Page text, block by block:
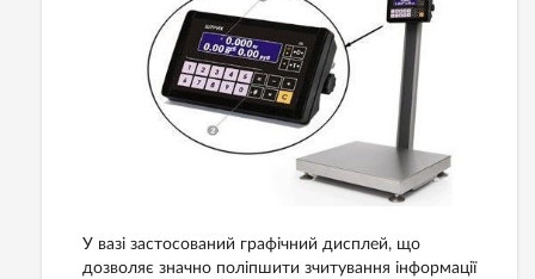
У вазі застосований графічний дисплей, що
дозволяє значно поліпшити зчитування інформації